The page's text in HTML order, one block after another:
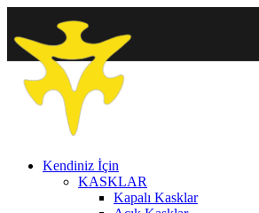
Kendiniz İçin
KASKLAR
Kapalı Kasklar